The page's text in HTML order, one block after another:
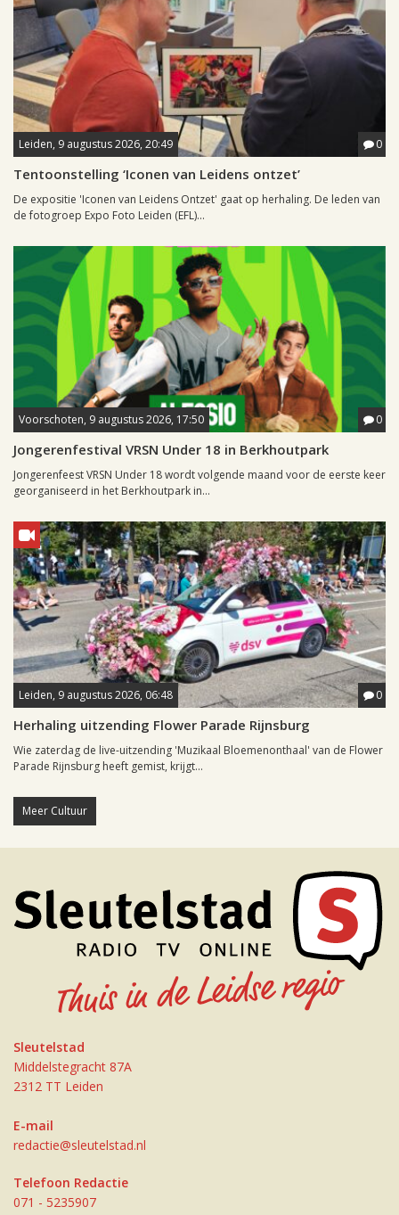
Leiden, 9 augustus 2026, 20:49 0
Tentoonstelling ‘Iconen van Leidens ontzet’
De expositie 'Iconen van Leidens Ontzet' gaat op herhaling. De leden van
de fotogroep Expo Foto Leiden (EFL)...
Voorschoten, 9 augustus 2026, 17:50 0
Jongerenfestival VRSN Under 18 in Berkhoutpark
Jongerenfeest VRSN Under 18 wordt volgende maand voor de eerste keer
georganiseerd in het Berkhoutpark in...
Leiden, 9 augustus 2026, 06:48 0
Herhaling uitzending Flower Parade Rijnsburg
Wie zaterdag de live-uitzending 'Muzikaal Bloemenonthaal' van de Flower
Parade Rijnsburg heeft gemist, krijgt...
Meer Cultuur
Sleutelstad
Middelstegracht 87A
2312 TT Leiden
E-mail
redactie@sleutelstad.nl
Telefoon Redactie
071 - 5235907